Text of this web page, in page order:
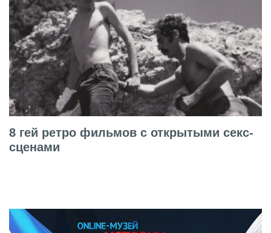
8 гей ретро фильмов с открытыми секс-
сценами